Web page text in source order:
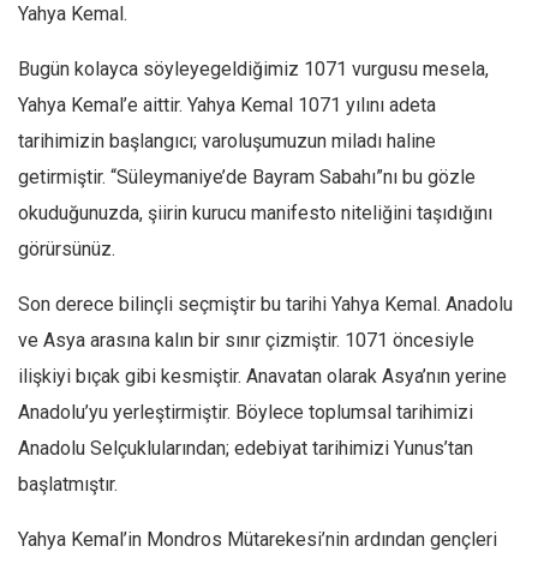
Yahya Kemal.
Bugün kolayca söyleyegeldiğimiz 1071 vurgusu mesela,
Yahya Kemal’e aittir. Yahya Kemal 1071 yılını adeta
tarihimizin başlangıcı; varoluşumuzun miladı haline
getirmiştir. “Süleymaniye’de Bayram Sabahı”nı bu gözle
okuduğunuzda, şiirin kurucu manifesto niteliğini taşıdığını
görürsünüz.
Son derece bilinçli seçmiştir bu tarihi Yahya Kemal. Anadolu
ve Asya arasına kalın bir sınır çizmiştir. 1071 öncesiyle
ilişkiyi bıçak gibi kesmiştir. Anavatan olarak Asya’nın yerine
Anadolu’yu yerleştirmiştir. Böylece toplumsal tarihimizi
Anadolu Selçuklularından; edebiyat tarihimizi Yunus’tan
başlatmıştır.
Yahya Kemal’in Mondros Mütarekesi’nin ardından gençleri